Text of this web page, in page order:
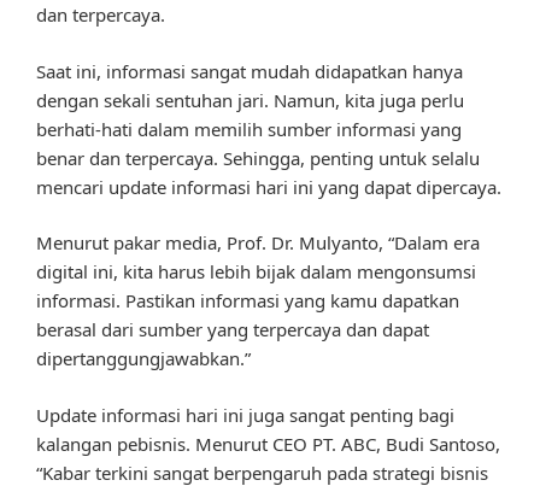
dan terpercaya.
Saat ini, informasi sangat mudah didapatkan hanya
dengan sekali sentuhan jari. Namun, kita juga perlu
berhati-hati dalam memilih sumber informasi yang
benar dan terpercaya. Sehingga, penting untuk selalu
mencari update informasi hari ini yang dapat dipercaya.
Menurut pakar media, Prof. Dr. Mulyanto, “Dalam era
digital ini, kita harus lebih bijak dalam mengonsumsi
informasi. Pastikan informasi yang kamu dapatkan
berasal dari sumber yang terpercaya dan dapat
dipertanggungjawabkan.”
Update informasi hari ini juga sangat penting bagi
kalangan pebisnis. Menurut CEO PT. ABC, Budi Santoso,
“Kabar terkini sangat berpengaruh pada strategi bisnis